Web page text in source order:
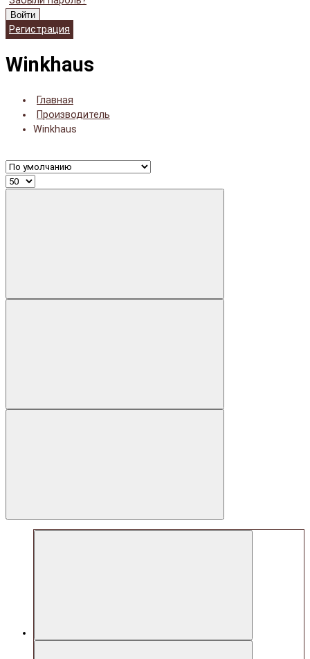
Войти
Регистрация
Winkhaus
Главная
Производитель
Winkhaus